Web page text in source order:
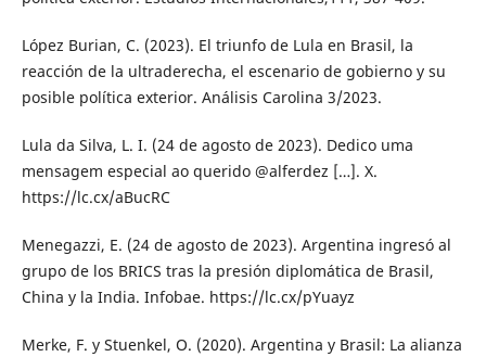
López Burian, C. (2023). El triunfo de Lula en Brasil, la
reacción de la ultraderecha, el escenario de gobierno y su
posible política exterior. Análisis Carolina 3/2023.
Lula da Silva, L. I. (24 de agosto de 2023). Dedico uma
mensagem especial ao querido @alferdez […]. X.
https://lc.cx/aBucRC
Menegazzi, E. (24 de agosto de 2023). Argentina ingresó al
grupo de los BRICS tras la presión diplomática de Brasil,
China y la India. Infobae. https://lc.cx/pYuayz
Merke, F. y Stuenkel, O. (2020). Argentina y Brasil: La alianza